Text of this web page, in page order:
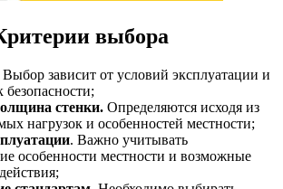
выбора
Выбор зависит от условий эксплуатации и
безопасности;
стенки. Определяются исходя из
нагрузок и особенностей местности;
. Важно учитывать
особенности местности и возможные